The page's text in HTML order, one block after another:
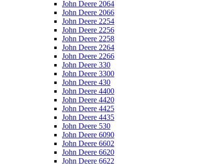
John Deere 2064
John Deere 2066
John Deere 2254
John Deere 2256
John Deere 2258
John Deere 2264
John Deere 2266
John Deere 330
John Deere 3300
John Deere 430
John Deere 4400
John Deere 4420
John Deere 4425
John Deere 4435
John Deere 530
John Deere 6090
John Deere 6602
John Deere 6620
John Deere 6622